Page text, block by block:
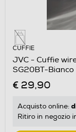
CUFFIE
JVC - Cuffie
SG20BT-Bianco
€ 29,90
Acquisto online:
Ritiro in negozio